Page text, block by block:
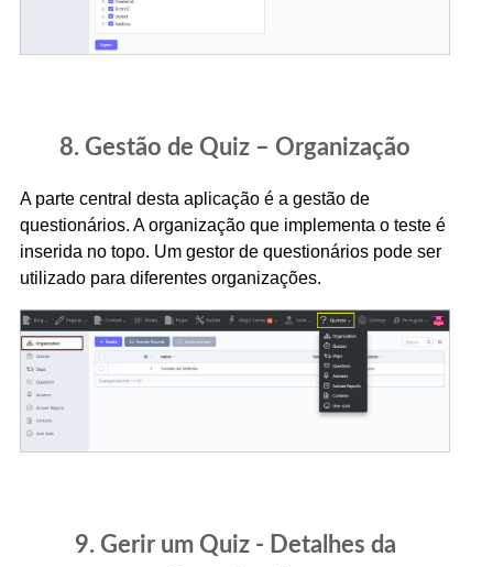
8. Gestão de Quiz – ​​Organização
A parte central desta aplicação é a gestão de
questionários. A organização que implementa o teste é
inserida no topo. Um gestor de questionários pode ser
utilizado para diferentes organizações.
9. Gerir um Quiz - Detalhes da